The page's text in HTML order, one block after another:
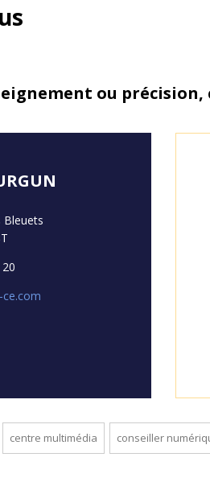
ou
Bleuets
ce.com
centre multimédia conseiller